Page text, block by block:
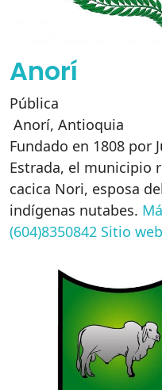
Anorí
Pública
Anorí, Antioquia
Fundado en 1808 por
Estrada, el municipio
cacica Nori, esposa
indígenas nutabes.
(604)8350842 Sitio web